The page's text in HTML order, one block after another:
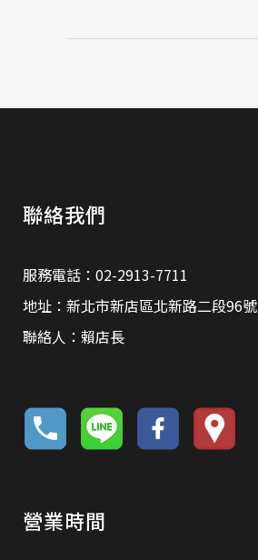
聯絡我們
服務電話：02-2913-7711
地址：新北市新店區北新路二段96號
聯絡人：賴店長
營業時間